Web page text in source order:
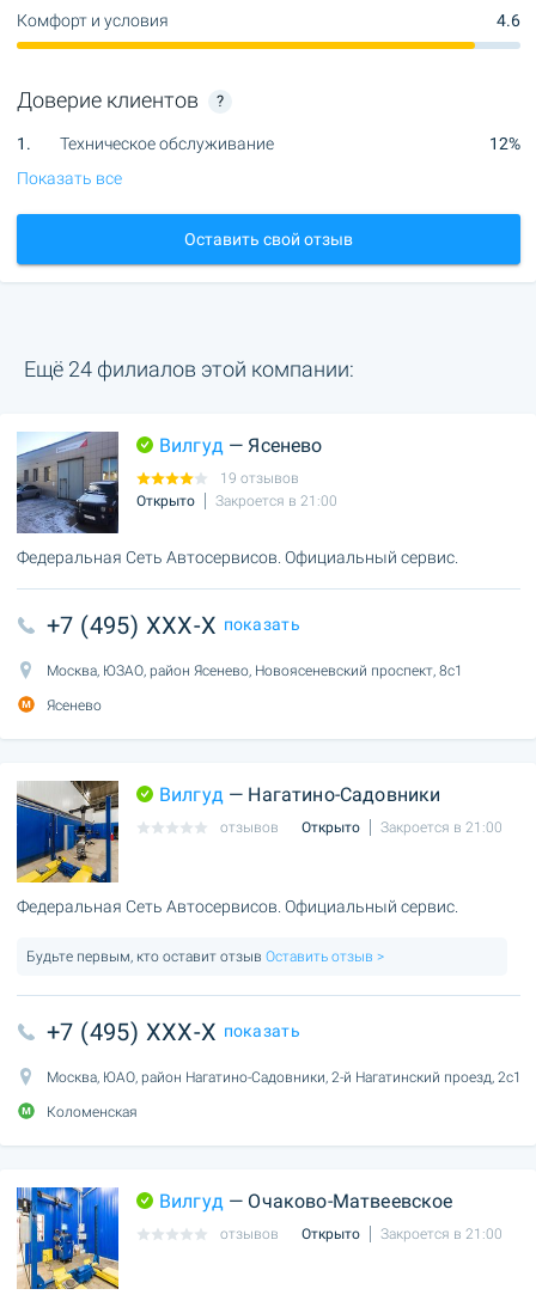
Комфорт и условия 4.6
Доверие клиентов ?
1. Техническое обслуживание
12%
Показать все
Оставить свой отзыв
Ещё 24 филиалов этой компании:
Вилгуд — Ясенево
19 отзывов
Открыто
Закроется в 21:00
Федеральная Сеть Автосервисов. Официальный сервис.
+7 (495) XXX-X показать
Москва, ЮЗАО, район Ясенево, Новоясеневский проспект, 8с1
Ясенево
Вилгуд — Нагатино-Садовники
отзывов Открыто Закроется в 21:00
Федеральная Сеть Автосервисов. Официальный сервис.
Будьте первым, кто оставит отзыв Оставить отзыв >
+7 (495) XXX-X показать
Москва, ЮАО, район Нагатино-Садовники, 2-й Нагатинский проезд, 2с1
Коломенская
Вилгуд — Очаково-Матвеевское
отзывов Открыто Закроется в 21:00